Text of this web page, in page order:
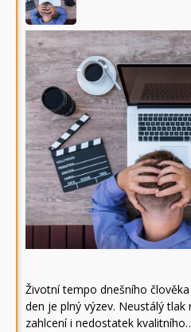
Životní tempo dnešního
den je plný výzev. Neustálý
zahlcení i nedostatek